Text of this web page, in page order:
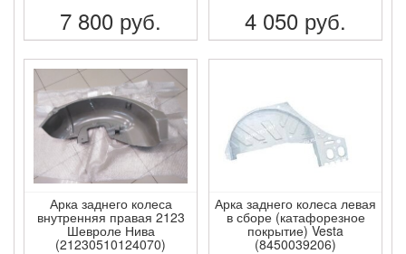
7 800 руб.
ПОДРОБНЕЕ
4 050 руб.
ПОДРОБНЕЕ
Арка заднего колеса
внутренняя правая 2123
Шевроле Нива
(21230510124070)
Арка заднего колеса левая
в сборе (катафорезное
покрытие) Vesta
(8450039206)